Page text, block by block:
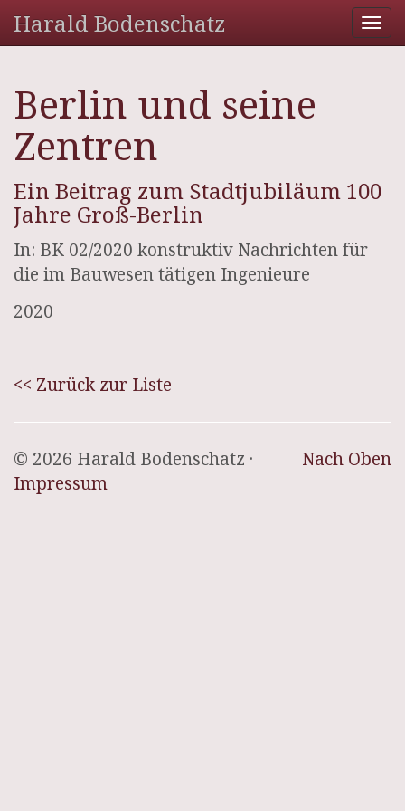
Harald Bodenschatz
Berlin und seine
Zentren
Ein Beitrag zum Stadtjubiläum 100
Jahre Groß-Berlin
In: BK 02/2020 konstruktiv Nachrichten für
die im Bauwesen tätigen Ingenieure
2020
<< Zurück zur Liste
Nach Oben
© 2026 Harald Bodenschatz ·
Impressum